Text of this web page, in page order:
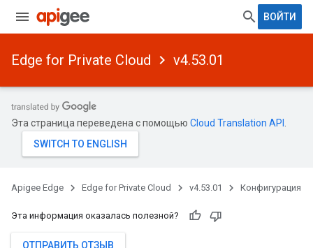
ВОЙТИ
Edge for Private Cloud v4.53.01
Эта страница переведена с помощью Cloud Translation API
Apigee Edge Edge for Private Cloud v4.53.01 Конфигурация
Эта информация оказалась полезной?
ОТПРАВИТЬ ОТЗЫВ